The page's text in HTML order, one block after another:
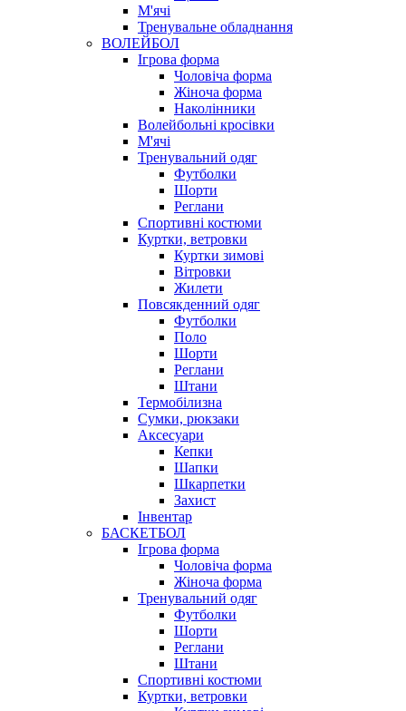
М'ячі
Тренувальне обладнання
ВОЛЕЙБОЛ
Ігрова форма
Чоловіча форма
Жіноча форма
Наколінники
Волейбольні кросівки
М'ячі
Тренувальний одяг
Футболки
Шорти
Реглани
Спортивні костюми
Куртки, ветровки
Куртки зимові
Вітровки
Жилети
Повсякденний одяг
Футболки
Поло
Шорти
Реглани
Штани
Термобілизна
Сумки, рюкзаки
Аксесуари
Кепки
Шапки
Шкарпетки
Захист
Інвентар
БАСКЕТБОЛ
Ігрова форма
Чоловіча форма
Жіноча форма
Тренувальний одяг
Футболки
Шорти
Реглани
Штани
Спортивні костюми
Куртки, ветровки